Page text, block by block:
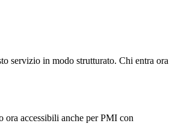
servizio in modo strutturato. Chi entra ora
accessibili anche per PMI con